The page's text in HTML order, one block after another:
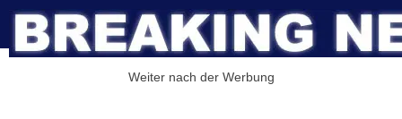
Weiter nach der Werbung